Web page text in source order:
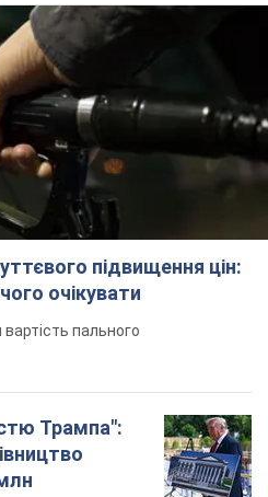
підвищення цін:
очікувати
пального
Трампа":